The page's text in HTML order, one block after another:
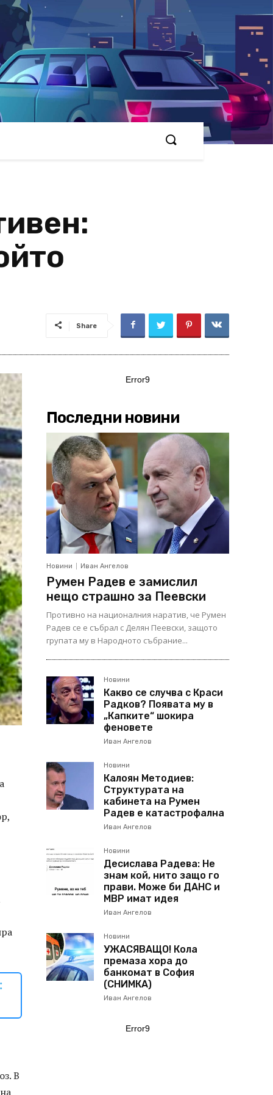
Share
В
Error9
Последни новини
Новини Иван Ангелов
Румен Радев е замислил
нещо страшно за Пеевски
Противно на националния наратив, че Румен
Радев се е събрал с Делян Пеевски, защото
групата му в Народното събрание...
Новини
Какво се случва с Краси
Радков? Появата му в
„Капките“ шокира
феновете
Иван Ангелов
Новини
Калоян Методиев:
Структурата на
кабинета на Румен
Радев е катастрофална
Иван Ангелов
Новини
Десислава Радева: Не
знам кой, нито защо го
прави. Може би ДАНС и
МВР имат идея
Иван Ангелов
Новини
УЖАСЯВАЩО! Кола
премаза хора до
банкомат в София
(СНИМКА)
Иван Ангелов
Error9